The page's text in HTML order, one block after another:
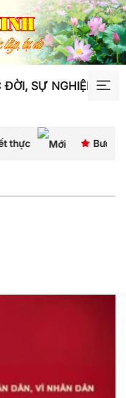
ĐỜI, SỰ NGHIỆP TƯ
Bước chuyển